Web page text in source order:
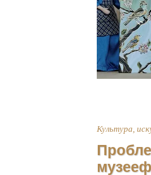
Культура,